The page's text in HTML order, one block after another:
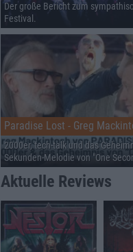
Der große Bericht zum
Festival.
2000er, tech-talk und das
Sekunden-Melodie von "One
Aktuelle Reviews